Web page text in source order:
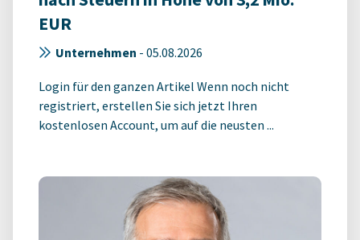
EUR
Unternehmen - 05.08.2026
Login für den ganzen Artikel Wenn noch nicht
registriert, erstellen Sie sich jetzt Ihren
kostenlosen Account, um auf die neusten ...